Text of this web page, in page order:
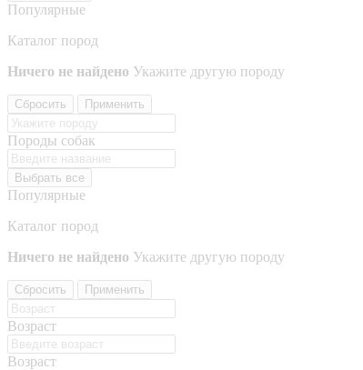
Популярные
Каталог пород
Ничего не найдено Укажите другую породу
Сбросить Применить
Породы собак
Выбрать все
Популярные
Каталог пород
Ничего не найдено Укажите другую породу
Сбросить Применить
Возраст
Возраст